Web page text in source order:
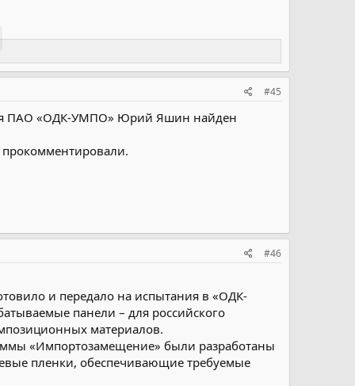
#45
ПАО «ОДК-УМПО» Юрий Яшин найден
#46
и передало на испытания в «ОДК-
панели – для российского
материалов.
«Импортозамещение» были разработаны
пленки, обеспечивающие требуемые